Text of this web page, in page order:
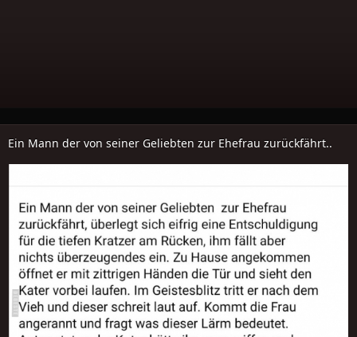
Ein Mann der von seiner Geliebten zur Ehefrau zurückfährt..